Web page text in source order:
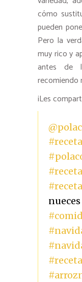
cómo
pueden
Pero la
muy rico y
antes de
recomiendo
¡Les
#receta